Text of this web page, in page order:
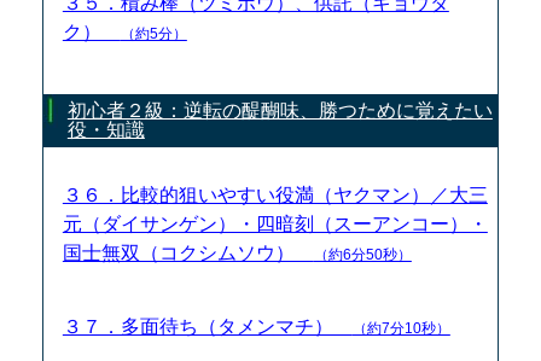
ク）
（約5分）
初心者２級：逆転の醍醐味、勝つために覚えたい
役・知識
３６．比較的狙いやすい役満（ヤクマン）／大三
元（ダイサンゲン）・四暗刻（スーアンコー）・
国士無双（コクシムソウ）
（約6分50秒）
３７．多面待ち（タメンマチ） （約7分10秒）